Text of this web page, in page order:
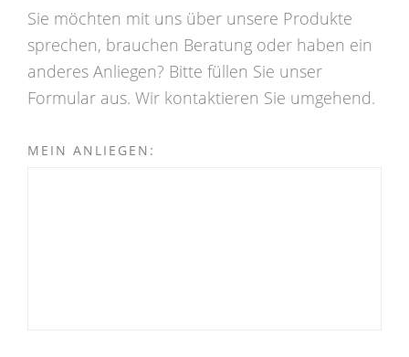
Sie möchten mit uns über unsere Produkte
sprechen, brauchen Beratung oder haben ein
anderes Anliegen? Bitte füllen Sie unser
Formular aus. Wir kontaktieren Sie umgehend.
MEIN ANLIEGEN: